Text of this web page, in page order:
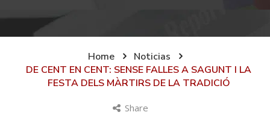
Home
Noticias
DE CENT EN CENT: SENSE FALLES A SAGUNT I LA
FESTA DELS MÀRTIRS DE LA TRADICIÓ
Share